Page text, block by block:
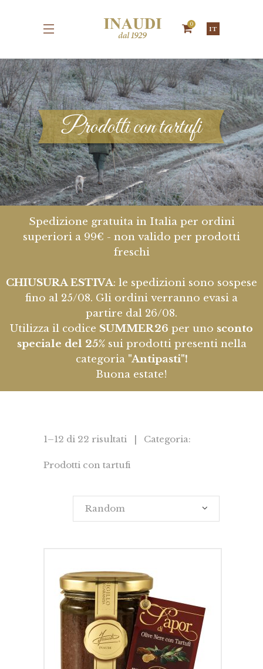
0
IT
Prodotti con tartufi
Spedizione gratuita in Italia per ordini
superiori a 99€ - non valido per prodotti
freschi
CHIUSURA ESTIVA: le spedizioni sono sospese
fino al 25/08. Gli ordini verranno evasi a
partire dal 26/08.
Utilizza il codice SUMMER26 per uno sconto
speciale del 25%sui prodotti presenti nella
categoria "Antipasti"!
Buona estate!
1–12 di 22 risultati | Categoria:
Prodotti con tartufi
Random
AGGIUNGI AL CARRELLO